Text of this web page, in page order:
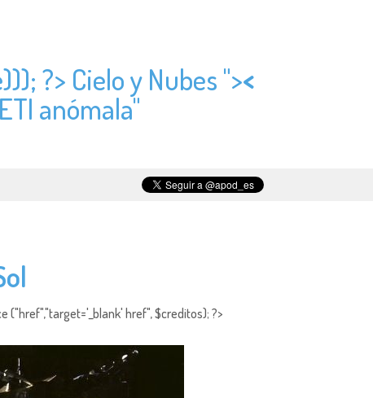
?> Cielo y Nubes "><
anómala"
href", $creditos); ?>